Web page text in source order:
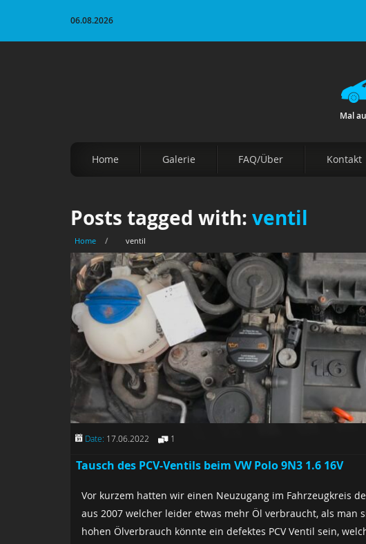
06.08.2026
Mal
Home Galerie FAQ/Über Kontakt
Posts tagged with: ventil
Home / ventil
Date: 17.06.2022 1
Tausch des PCV-Ventils beim VW Polo 9N3 1.6 16V
Vor kurzem hatten wir einen Neuzugang im Fahrzeugkreis
aus 2007 welcher leider etwas mehr Öl verbraucht, als man
hohen Ölverbrauch könnte ein defektes PCV Ventil sein,